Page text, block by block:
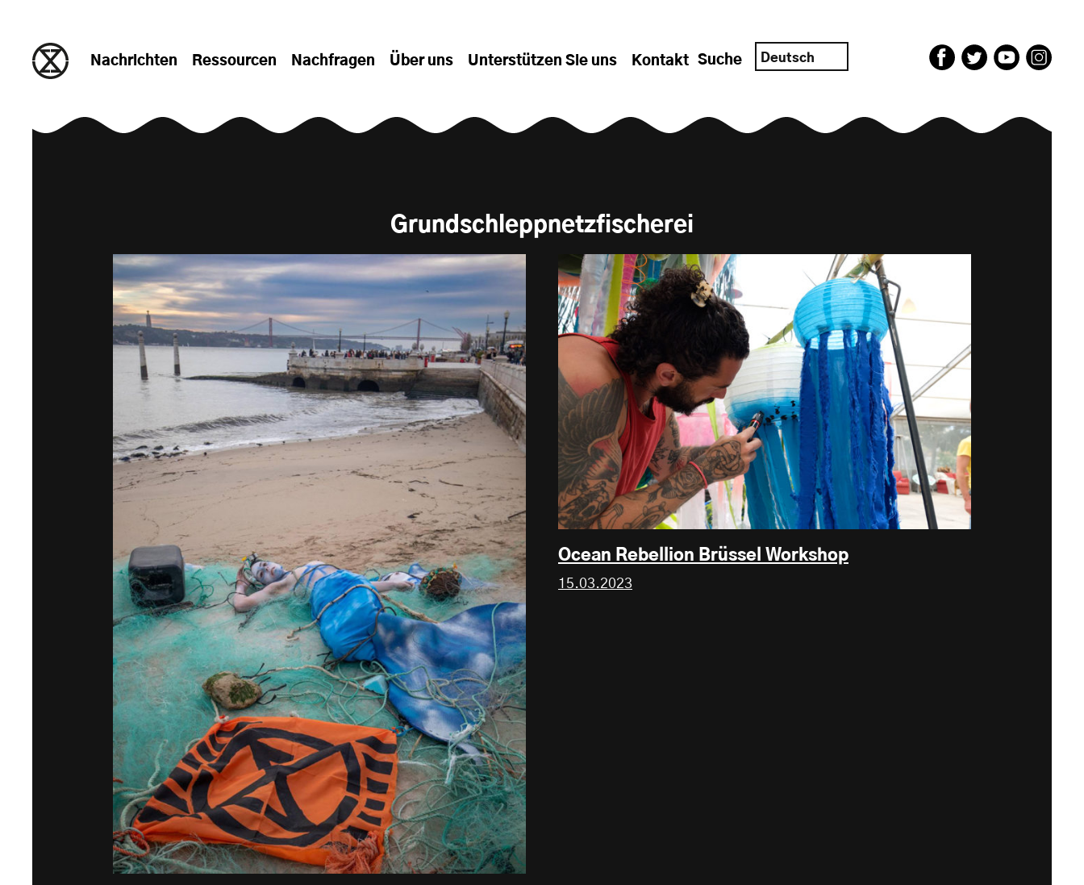
Nachrichten Ressourcen Nachfragen Über uns Unterstützen Sie uns Kontakt Suche Deutsch
Grundschleppnetzfischerei
Ocean Rebellion Brüssel Workshop
15.03.2023